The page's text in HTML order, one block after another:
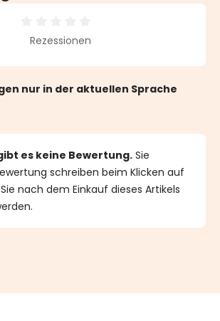
Bewertung von 0 von 5 Sternen
Rezessionen
nur in der aktuellen Sprache
es keine Bewertung. Sie
schreiben beim Klicken auf
nach dem Einkauf dieses Artikels